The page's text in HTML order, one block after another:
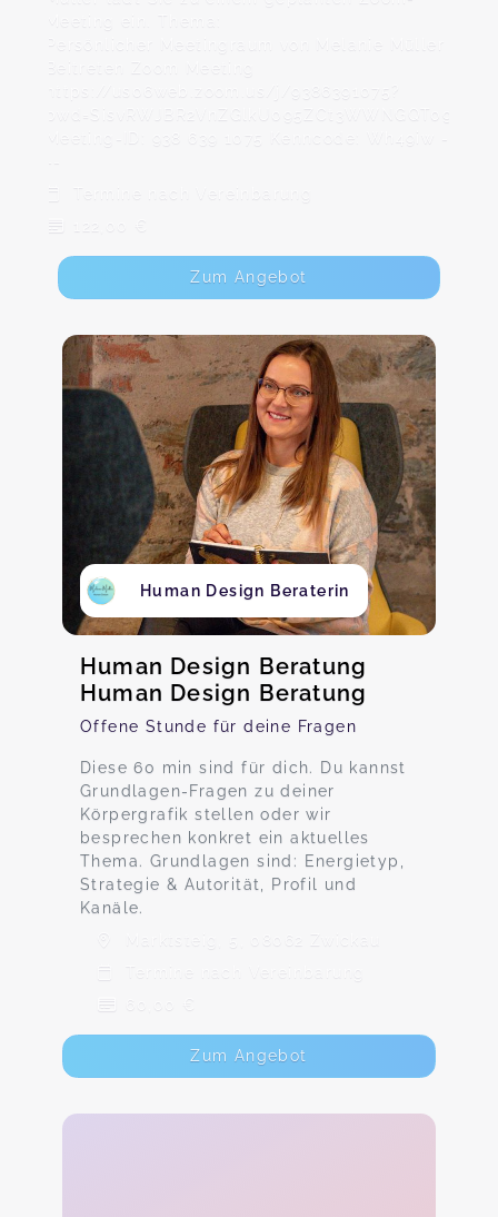
Meeting ein. Thema:
Persönlicher Meetingraum von Melanie Müller
Beitreten Zoom Meeting
https://us06web.zoom.us/j/9386391075?
pwd=SisvRWJBR2VnZGlkU095ZCt3WWNGQT09
Meeting-ID: 938 639 1075 Kenncode: Wh49iw -
--
Termine nach Vereinbarung
122,00 €
Zum Angebot
Human Design Beraterin
Human Design Beratung
Human Design Beratung
Offene Stunde für deine Fragen
Diese 60 min sind für dich. Du kannst
Grundlagen-Fragen zu deiner
Körpergrafik stellen oder wir
besprechen konkret ein aktuelles
Thema. Grundlagen sind: Energietyp,
Strategie & Autorität, Profil und
Kanäle.
Marktsteig, 5, 08062 Zwickau
Termine nach Vereinbarung
60,00 €
Zum Angebot